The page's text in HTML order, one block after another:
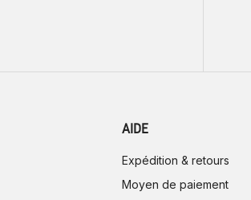
AIDE
Expédition & retours
Moyen de paiement